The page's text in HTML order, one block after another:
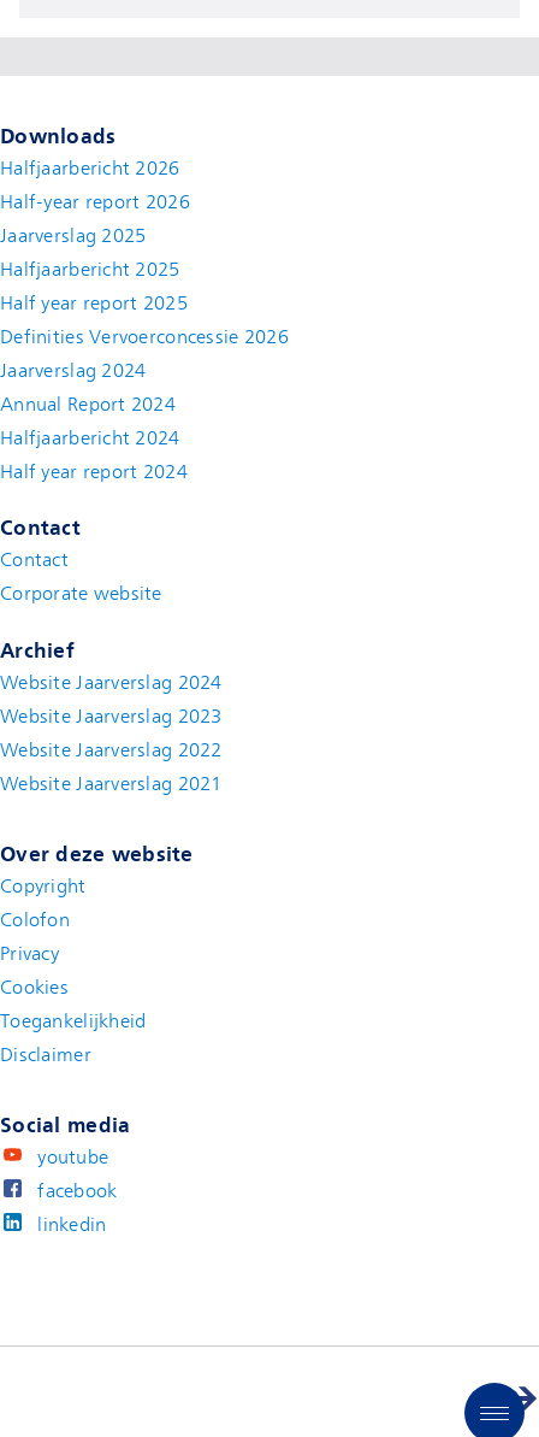
Downloads
Halfjaarbericht 2026
Half-year report 2026
Jaarverslag 2025
Halfjaarbericht 2025
Half year report 2025
Definities Vervoerconcessie 2026
Jaarverslag 2024
Annual Report 2024
Halfjaarbericht 2024
Half year report 2024(new window)
Contact
Contact
Corporate website
Archief
Website Jaarverslag 2024
Website Jaarverslag 2023
Website Jaarverslag 2022
Website Jaarverslag 2021
Over deze website
Copyright
Colofon
Privacy
Cookies
Toegankelijkheid
Disclaimer(new window)
Social media
youtube
facebook
linkedin